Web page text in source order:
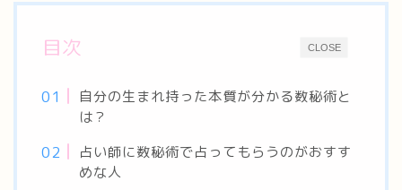
CLOSE
目次
自分の生まれ持った本質が分かる数秘術と
は？
占い師に数秘術で占ってもらうのがおすす
めな人